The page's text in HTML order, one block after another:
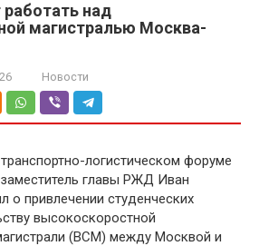
над
магистралью Москва-
Новости
логистическом форуме
главы РЖД Иван
о привлечении студенческих
высокоскоростной
(ВСМ) между Москвой и